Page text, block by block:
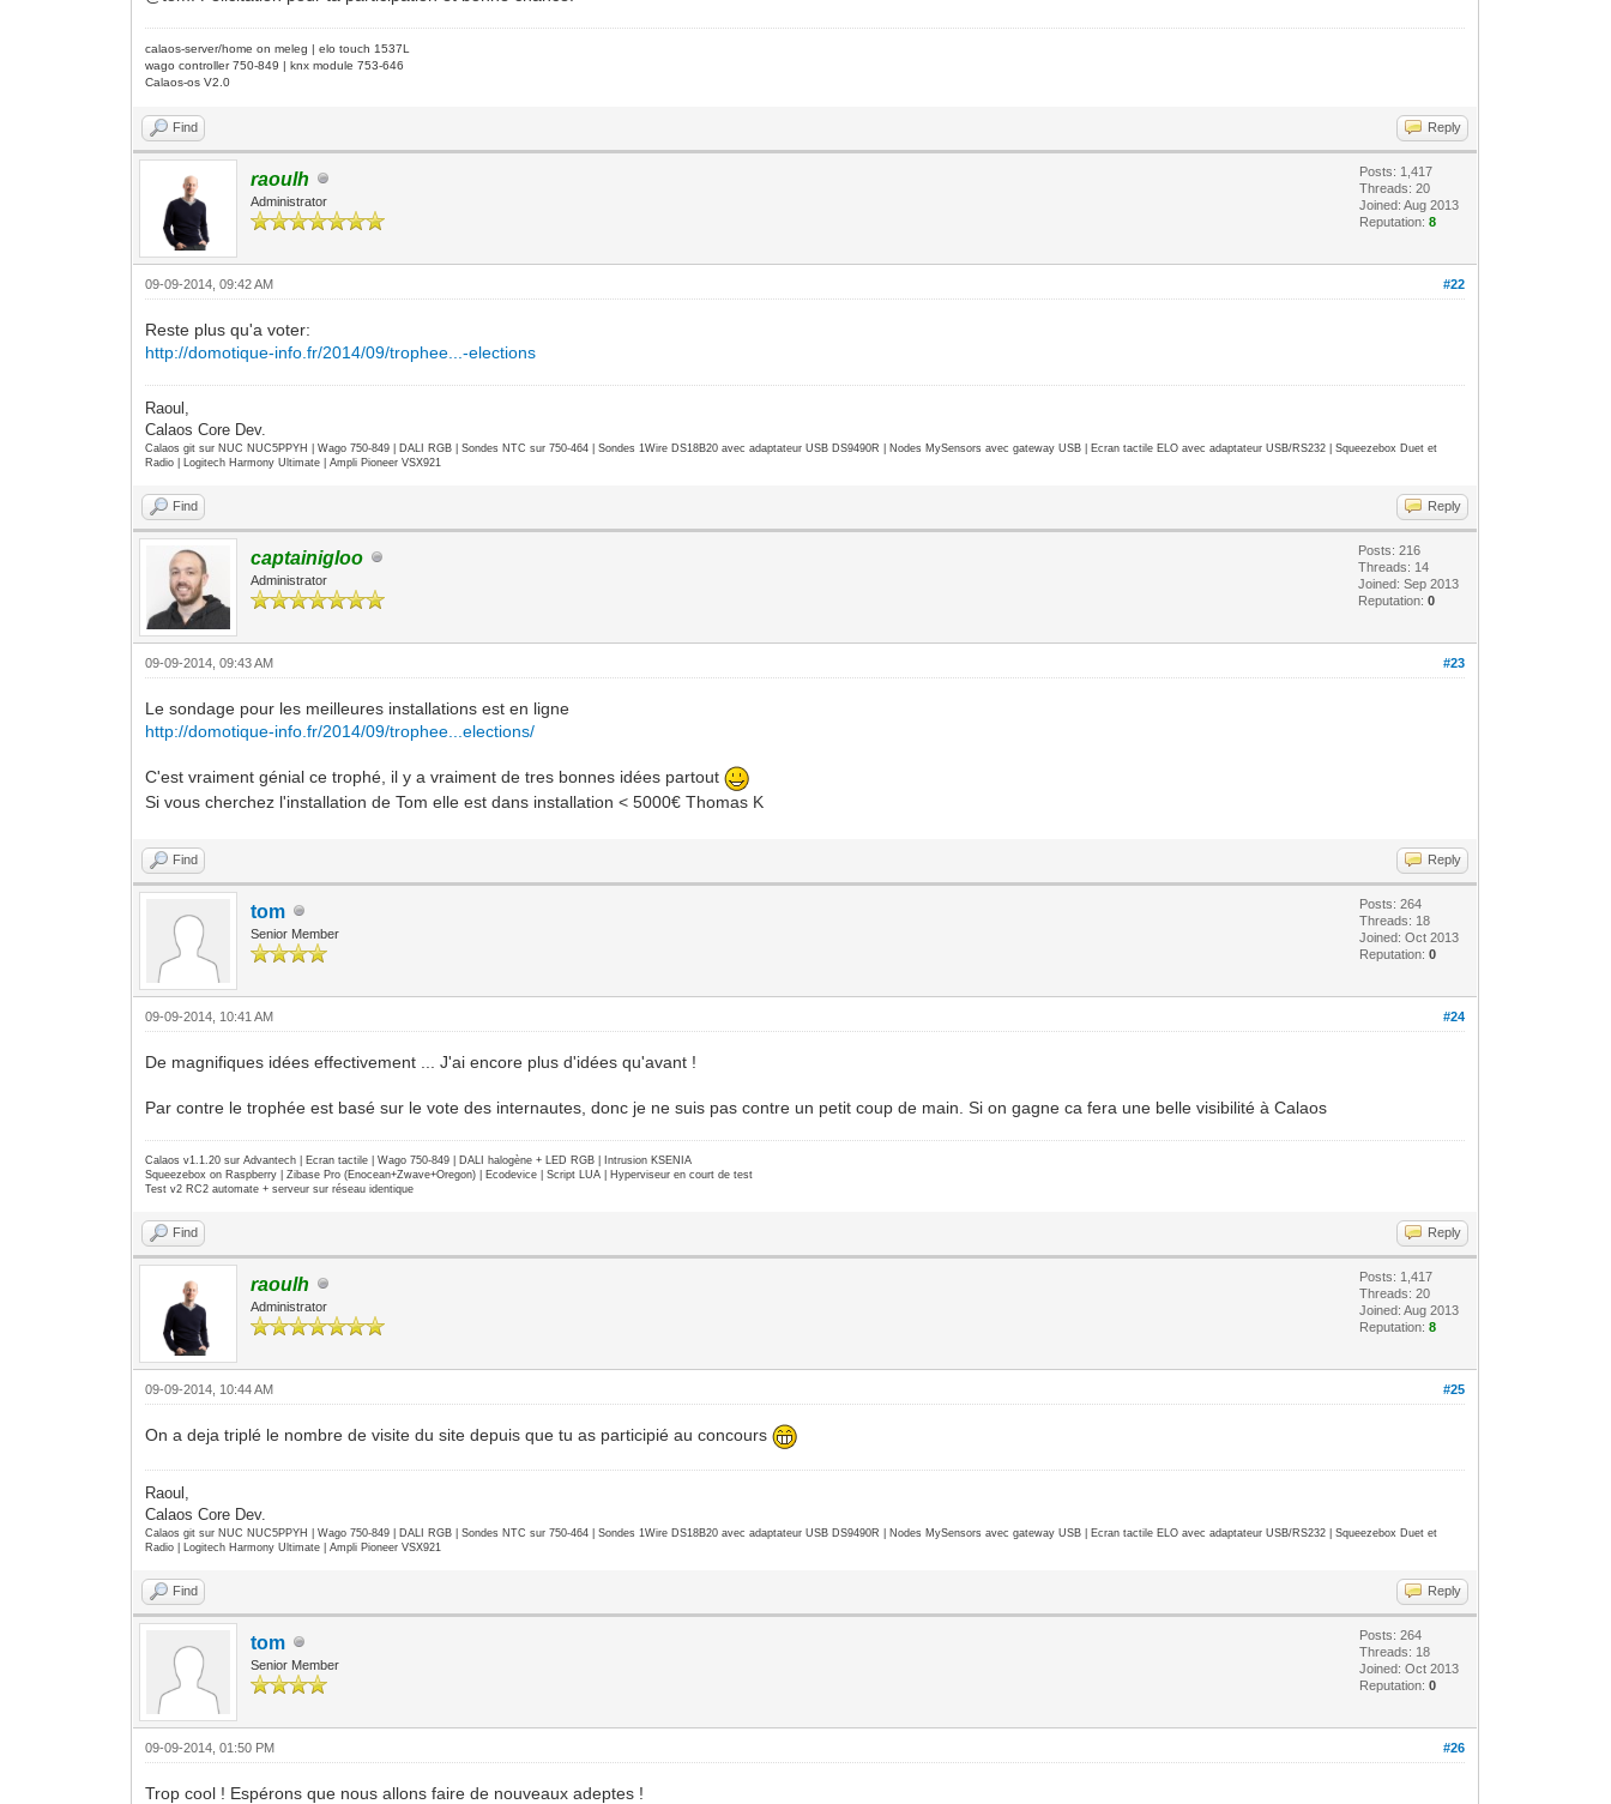
calaos-server/home on meleg | elo touch 1537L
wago controller 750-849 | knx module 753-646
Calaos-os V2.0
Find Reply
raoulh
Administrator
Posts: 1,417
Threads: 20
Joined: Aug 2013
Reputation:8
#22
09-09-2014, 09:42 AM
Reste plus qu'a voter:
http://domotique-info.fr/2014/09/trophee...-elections
Raoul,
Calaos Core Dev.
Calaos git sur NUC NUC5PPYH | Wago 750-849 | DALI RGB | Sondes NTC sur 750-464 | Sondes 1Wire DS18B20 avec adaptateur USB DS9490R | Nodes MySensors avec gateway USB | Ecran tactile ELO avec adaptateur USB/RS232 | Squeezebox Duet et
Radio | Logitech Harmony Ultimate | Ampli Pioneer VSX921
Find Reply
captainigloo
Administrator
Posts: 216
Threads: 14
Joined: Sep 2013
Reputation:0
#23
09-09-2014, 09:43 AM
Le sondage pour les meilleures installations est en ligne
http://domotique-info.fr/2014/09/trophee...elections/
C'est vraiment génial ce trophé, il y a vraiment de tres bonnes idées partout
Si vous cherchez l'installation de Tom elle est dans installation < 5000€ Thomas K
Find Reply
tom
Senior Member
Posts: 264
Threads: 18
Joined: Oct 2013
Reputation:0
#24
09-09-2014, 10:41 AM
De magnifiques idées effectivement ... J'ai encore plus d'idées qu'avant !
Par contre le trophée est basé sur le vote des internautes, donc je ne suis pas contre un petit coup de main. Si on gagne ca fera une belle visibilité à Calaos
Calaos v1.1.20 sur Advantech | Ecran tactile | Wago 750-849 | DALI halogène + LED RGB | Intrusion KSENIA
Squeezebox on Raspberry | Zibase Pro (Enocean+Zwave+Oregon) | Ecodevice | Script LUA | Hyperviseur en court de test
Test v2 RC2 automate + serveur sur réseau identique
Find Reply
raoulh
Administrator
Posts: 1,417
Threads: 20
Joined: Aug 2013
Reputation:8
#25
09-09-2014, 10:44 AM
On a deja triplé le nombre de visite du site depuis que tu as participié au concours
Raoul,
Calaos Core Dev.
Calaos git sur NUC NUC5PPYH | Wago 750-849 | DALI RGB | Sondes NTC sur 750-464 | Sondes 1Wire DS18B20 avec adaptateur USB DS9490R | Nodes MySensors avec gateway USB | Ecran tactile ELO avec adaptateur USB/RS232 | Squeezebox Duet et
Radio | Logitech Harmony Ultimate | Ampli Pioneer VSX921
Find Reply
tom
Senior Member
Posts: 264
Threads: 18
Joined: Oct 2013
Reputation:0
#26
09-09-2014, 01:50 PM
Trop cool ! Espérons que nous allons faire de nouveaux adeptes !